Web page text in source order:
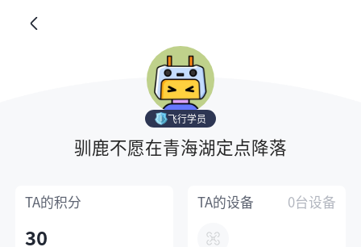
飞行学员
驯鹿不愿在青海湖定点降落
TA的积分
30
TA的设备 0台设备